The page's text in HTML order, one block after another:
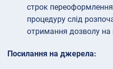
строк
процедуру слід
отримання дозволу на
Посилання на джерела: